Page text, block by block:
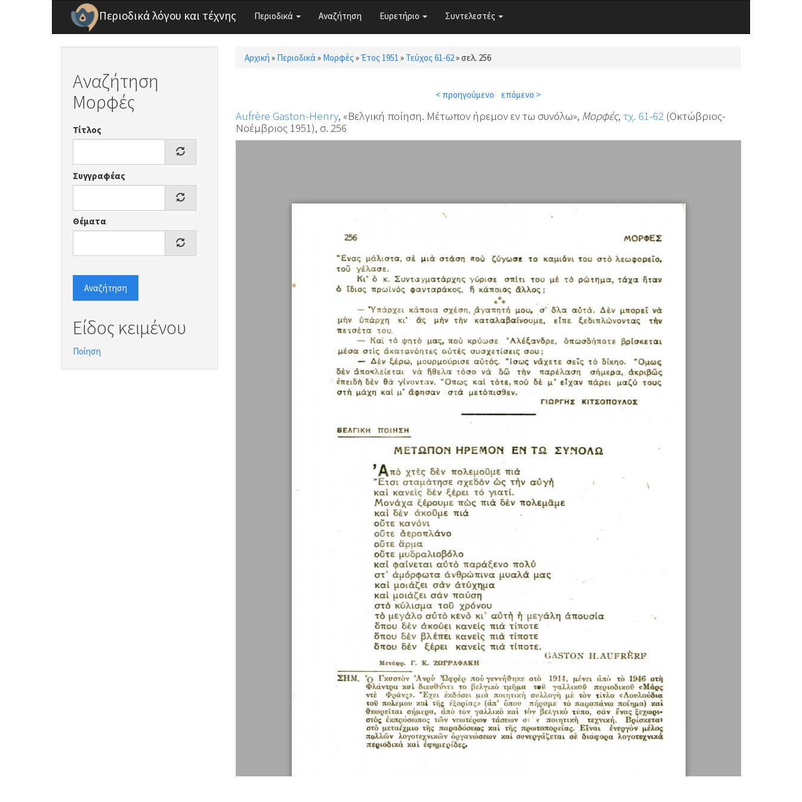
Παράκαμψη προς το κυρίως περιεχόμενο
Περιοδικά λόγου και τέχνης Περιοδικά Αναζήτηση Ευρετήριο Συντελεστές
Αναζήτηση
Μορφές
Τίτλος
Συγγραφέας
Θέματα
Αναζήτηση
Είδος κειμένου
Ποίηση
Είστε εδώ
Αρχική » Περιοδικά» Μορφές »Έτος 1951 » Τεύχος 61-62»σελ. 256
< προηγούμενο επόμενο >
Aufrère Gaston-Henry, «Βελγική ποίηση. Μέτωπον ήρεμον εν τω συνόλω», Μορφές, τχ. 61-62(Οκτώβριος-
Νοέμβριος 1951), σ. 256